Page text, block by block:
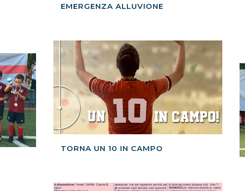
EMERGENZA ALLUVIONE
TORNA UN 10 IN CAMPO